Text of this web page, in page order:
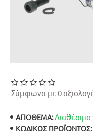
ΑΠΟΘΕΜΑ:
ΚΩΔΙΚΌΣ ΠΡΟΪΌΝΤΟΣ:
Σύμφωνα με 0